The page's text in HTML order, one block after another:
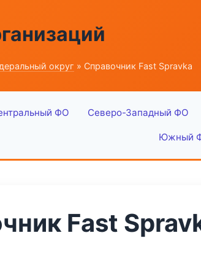
округ » Справочник Fast Spravka
ФО Северо-Западный ФО
Южный
Fast